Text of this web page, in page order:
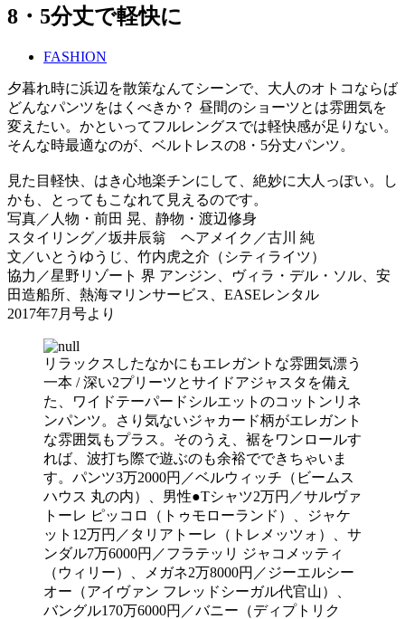
8・5分丈で軽快に
FASHION
夕暮れ時に浜辺を散策なんてシーンで、大人のオトコならば
どんなパンツをはくべきか？ 昼間のショーツとは雰囲気を
変えたい。かといってフルレングスでは軽快感が足りない。
そんな時最適なのが、ベルトレスの8・5分丈パンツ。
見た目軽快、はき心地楽チンにして、絶妙に大人っぽい。し
かも、とってもこなれて見えるのです。
写真／人物・前田 晃、静物・渡辺修身
スタイリング／坂井辰翁 ヘアメイク／古川 純
文／いとうゆうじ、竹内虎之介（シティライツ）
協力／星野リゾート 界 アンジン、ヴィラ・デル・ソル、安
田造船所、熱海マリンサービス、EASEレンタル
2017年7月号より
リラックスしたなかにもエレガントな雰囲気漂う
一本 / 深い2プリーツとサイドアジャスタを備え
た、ワイドテーパードシルエットのコットンリネ
ンパンツ。さり気ないジャカード柄がエレガント
な雰囲気もプラス。そのうえ、裾をワンロールす
れば、波打ち際で遊ぶのも余裕でできちゃいま
す。パンツ3万2000円／ベルウィッチ（ビームス
ハウス 丸の内）、男性●Tシャツ2万円／サルヴァ
トーレ ピッコロ（トゥモローランド）、ジャケ
ット12万円／タリアトーレ（トレメッツォ）、サ
ンダル7万6000円／フラテッリ ジャコメッティ
（ウィリー）、メガネ2万8000円／ジーエルシー
オー（アイヴァン フレッドシーガル代官山）、
バングル170万6000円／バニー（ディプトリク